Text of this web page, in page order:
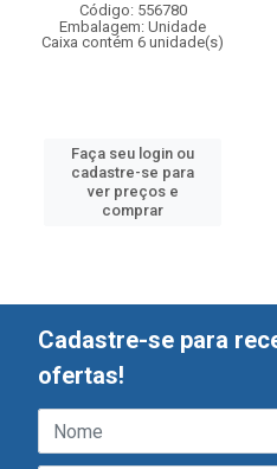
Código: 556780
Embalagem: Unidade
Caixa contém 6 unidade(s)
Faça seu login ou
cadastre-se para
ver preços e
comprar
Cadastre-se para
ofertas!